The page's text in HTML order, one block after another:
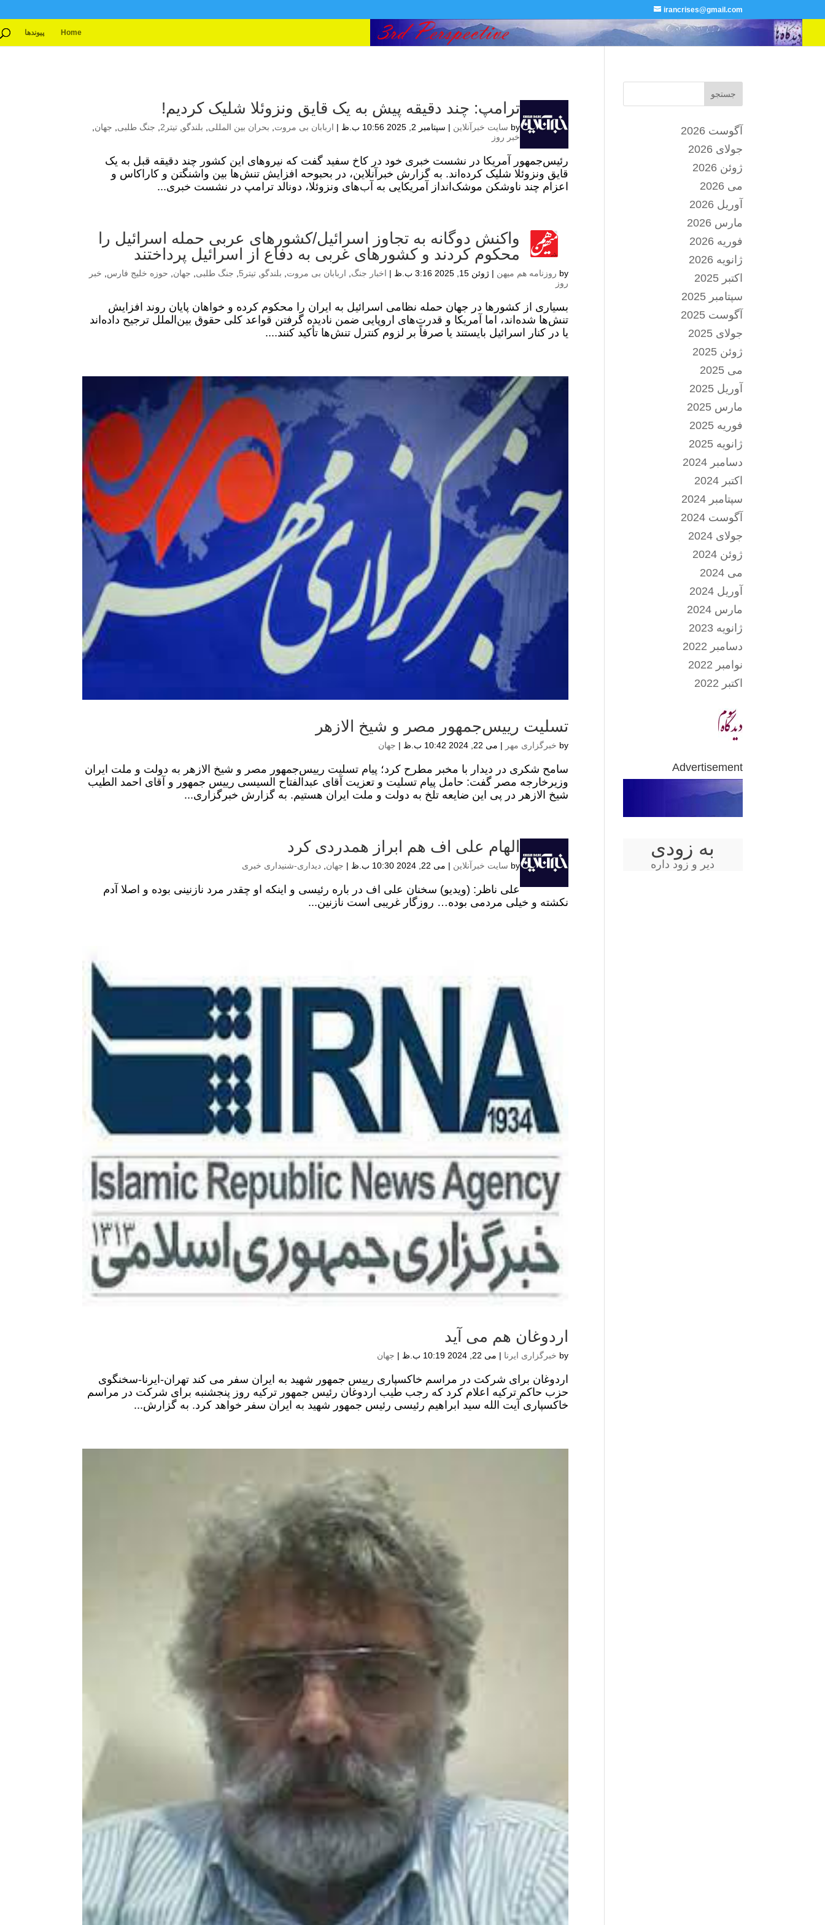
irancrises@gmail.com
Home پیوندها
ترامپ: چند دقیقه پیش به یک قایق ونزوئلا شلیک کردیم!
by سایت خبرآنلاین | سپتامبر 2, 2025 10:56 ب.ظ | اربابان بی مروت بحران بین المللی بلندگو ,تیتر2 جنگ طلبی جهان
خبر روز
رئیس‌جمهور آمریکا در نشست خبری خود در کاخ سفید گفت که نیروهای این کشور چند دقیقه قبل به یک
قایق ونزوئلا شلیک کرده‌اند. به گزارش خبرآنلاین، در بحبوحه افزایش تنش‌ها بین واشنگتن و کاراکاس و
اعزام چند ناوشکن موشک‌انداز آمریکایی به آب‌های ونزوئلا، دونالد ترامپ در نشست خبری...
واکنش دوگانه به تجاوز اسرائیل/کشورهای عربی حمله اسرائیل را
محکوم کردند و کشورهای غربی به دفاع از اسرائیل پرداختند
by روزنامه هم میهن | ژوئن 15, 2025 3:16 ب.ظ | اخبار جنگ اربابان بی مروت بلندگو تیتر5 جنگ طلبی جهان حوزه خلیج فارس
خبر
روز
بسیاری از کشورها در جهان حمله نظامی اسرائیل به ایران را محکوم کرده و خواهان پایان روند افزایش
تنش‌ها شده‌اند، اما آمریکا و قدرت‌های اروپایی ضمن نادیده گرفتن قواعد کلی حقوق بین‌الملل ترجیح داده‌اند
یا در کنار اسرائیل بایستند یا صرفاً بر لزوم کنترل تنش‌ها تأکید کنند....
تسلیت رییس‌جمهور مصر و شیخ الازهر
by خبرگزاری مهر | می 22, 2024 10:42 ب.ظ | جهان
سامح شکری در دیدار با مخبر مطرح کرد؛ پیام تسلیت رییس‌جمهور مصر و شیخ الازهر به دولت و ملت ایران
وزیرخارجه مصر گفت: حامل پیام تسلیت و تعزیت آقای عبدالفتاح السیسی رییس جمهور و آقای احمد الطیب
شیخ الازهر در پی این ضایعه تلخ به دولت و ملت ایران هستیم. به گزارش خبرگزاری...
الهام علی اف هم ابراز همدردی کرد
by سایت خبرآنلاین | می 22, 2024 10:30 ب.ظ | جهان ,دیداری-شنیداری خبری
علی ناظر: (ویدیو) سخنان علی اف در باره رئیسی و اینکه او چقدر مرد نازنینی بوده و اصلا آدم
نکشته و خیلی مردمی بوده… روزگار غریبی است نازنین...
اردوغان هم می آید
by خبرگزاری ایرنا | می 22, 2024 10:19 ب.ظ | جهان
اردوغان برای شرکت در مراسم خاکسپاری رییس جمهور شهید به ایران سفر می کند تهران-ایرنا-سخنگوی
حزب حاکم ترکیه اعلام کرد که رجب طیب اردوغان رئیس جمهور ترکیه روز پنجشنبه برای شرکت در مراسم
خاکسپاری آیت الله سید ابراهیم رئیسی رئیس جمهور شهید به ایران سفر خواهد کرد. به گزارش...
جستجو
آگوست 2026
جولای 2026
ژوئن 2026
می 2026
آوریل 2026
مارس 2026
فوریه 2026
ژانویه 2026
اکتبر 2025
سپتامبر 2025
آگوست 2025
جولای 2025
ژوئن 2025
می 2025
آوریل 2025
مارس 2025
فوریه 2025
ژانویه 2025
دسامبر 2024
اکتبر 2024
سپتامبر 2024
آگوست 2024
جولای 2024
ژوئن 2024
می 2024
آوریل 2024
مارس 2024
ژانویه 2023
دسامبر 2022
نوامبر 2022
اکتبر 2022
Advertisement
به زودی
دیر و زود داره